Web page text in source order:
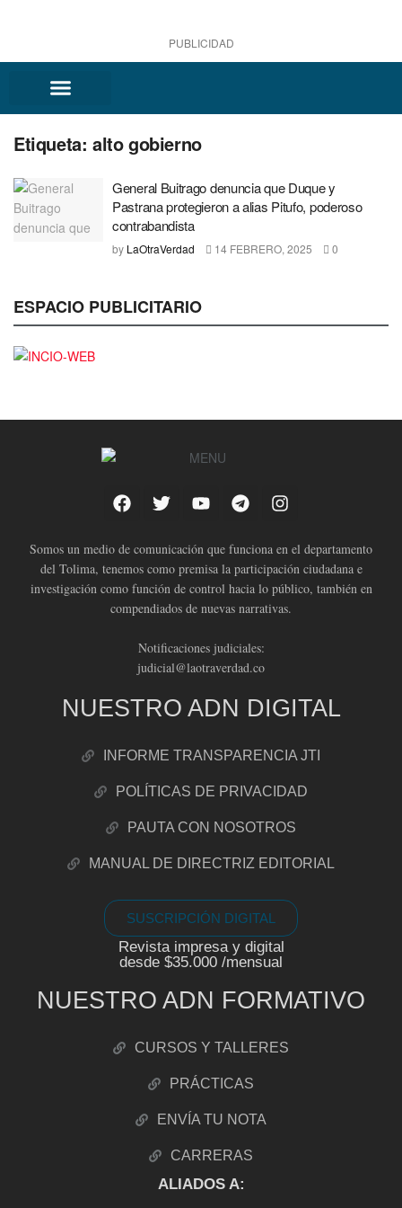
PUBLICIDAD
Etiqueta: alto gobierno
General Buitrago denuncia que Duque y
Pastrana protegieron a alias Pitufo, poderoso
contrabandista
by LaOtraVerdad 14 FEBRERO, 2025 0
ESPACIO PUBLICITARIO
Somos un medio de comunicación que funciona en el departamento
del Tolima, tenemos como premisa la participación ciudadana e
investigación como función de control hacia lo público, también en
compendiados de nuevas narrativas.
Notificaciones judiciales:
judicial@laotraverdad.co
NUESTRO ADN DIGITAL
INFORME TRANSPARENCIA JTI
POLÍTICAS DE PRIVACIDAD
PAUTA CON NOSOTROS
MANUAL DE DIRECTRIZ EDITORIAL
SUSCRIPCIÓN DIGITAL
Revista impresa y digital
desde $35.000 /mensual
NUESTRO ADN FORMATIVO
CURSOS Y TALLERES
PRÁCTICAS
ENVÍA TU NOTA
CARRERAS
ALIADOS A: